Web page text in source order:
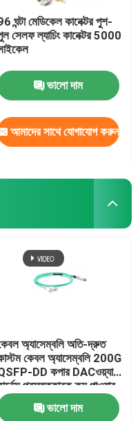
ঘন্টা মেডিকেল কানেক্টর পুশ-
সেলফ ল্যাচিং কানেক্টর 5000
ভালো দাম
আমাদের সাথে যোগাযোগ করুন
অ্যাসেম্বলি অতি-দ্রুত
কেবল অ্যাসেম্বলি 200G
DD কপার DACওয়্যার
প্রস্তুতকারক কম পাওয়ার,
40G উচ্চ ঘনত্বের ডেটা
জন্য
ভালো দাম